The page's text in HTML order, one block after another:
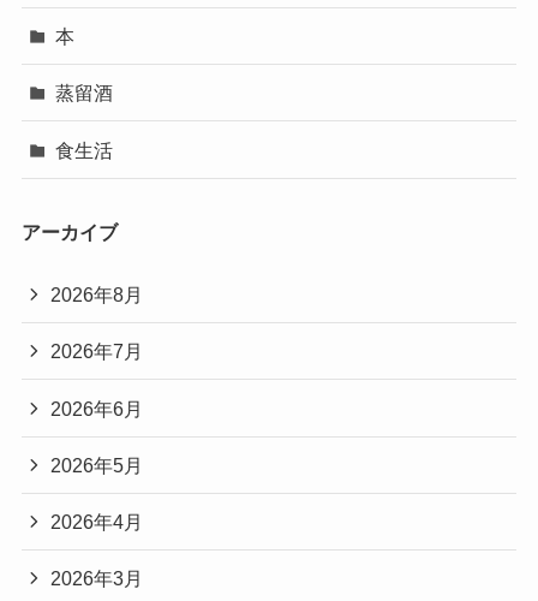
本
蒸留酒
食生活
アーカイブ
2026年8月
2026年7月
2026年6月
2026年5月
2026年4月
2026年3月